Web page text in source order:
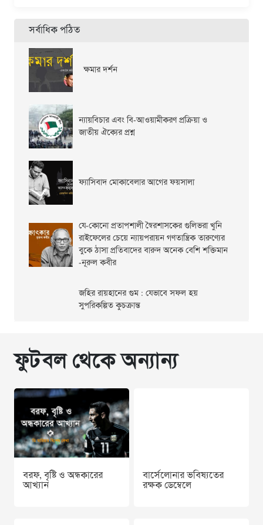
সর্বাধিক পঠিত
ক্ষমার দর্শন
ন্যায়বিচার এবং বি-আওয়ামীকরণ প্রক্রিয়া ও
জাতীয় ঐক্যের প্রশ্ন
ফ্যাসিবাদ মোকাবেলার আগের ফয়সালা
যে-কোনো প্রতাপশালী স্বৈরশাসকের গুলিভরা খুনি
রাইফেলের চেয়ে ন্যায়পরায়ন গণতান্ত্রিক তারুণ্যের
বুকে ঠাসা প্রতিবাদের বারুদ অনেক বেশি শক্তিমান
-নূরুল কবীর
জহির রায়হানের গুম : যেভাবে সফল হয়
সুপরিকল্পিত কুচক্রান্ত
ফুটবল থেকে অন্যান্য
বরফ, বৃষ্টি ও অন্ধকারের
আখ্যান
বার্সেলোনার ভবিষ্যতের
রক্ষক ডেম্বেলে